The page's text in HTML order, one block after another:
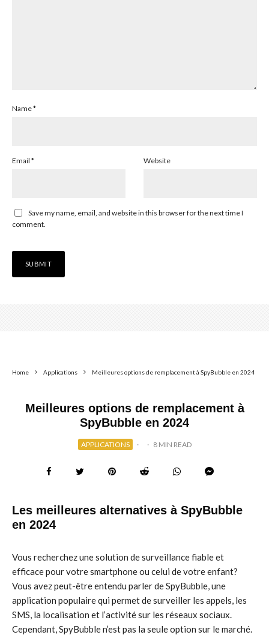
Name*
Email * Website
Save my name, email, and website in this browser for the next time I
comment.
Home Applications Meilleures options de remplacement à SpyBubble en 2024
Meilleures options de remplacement à
SpyBubble en 2024
APPLICATIONS · · 8 MIN READ
Les meilleures alternatives à SpyBubble
en 2024
Vous recherchez une solution de surveillance fiable et
efficace pour votre smartphone ou celui de votre enfant?
Vous avez peut-être entendu parler de SpyBubble, une
application populaire qui permet de surveiller les appels, les
SMS, la localisation et l’activité sur les réseaux sociaux.
Cependant, SpyBubble n’est pas la seule option sur le marché.